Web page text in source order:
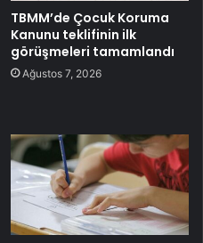
TBMM’de Çocuk Koruma
Kanunu teklifinin ilk
görüşmeleri tamamlandı
Ağustos 7, 2026